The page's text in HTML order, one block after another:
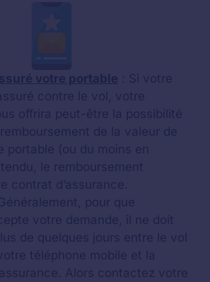
votre portable : Si votre
contre le vol, votre
offrira peut-être la possibilité
de la valeur de
portable (ou du moins en
le remboursement
contrat d’assurance.
pour que
votre demande, il ne doit
de quelques jours entre le vol
téléphone mobile et la
Alors contactez votre